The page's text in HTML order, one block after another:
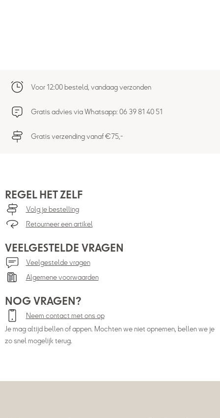
Voor 12:00 besteld, vandaag verzonden
Gratis advies via Whatsapp: 06 39 81 40 51
Gratis verzending vanaf €75,-
REGEL HET ZELF
Volg je bestelling
Retourneer een artikel
VEELGESTELDE VRAGEN
Veelgestelde vragen
Algemene voorwaarden
NOG VRAGEN?
Neem contact met ons op
Je mag altijd bellen of appen. Mochten we niet opnemen, bellen we je
zo snel mogelijk terug.